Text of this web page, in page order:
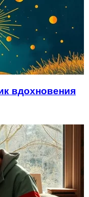
вдохновения